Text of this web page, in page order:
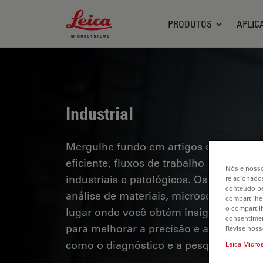
Leica Microsystems Logo
PRODUTOS
Industrial
Mergulhe fundo em artigos detalhados
eficiente, fluxos de trabalho
industriais e patológicos. Os tópicos
análise de materiais, microscopia em
lugar onde você obtém insights
para melhorar a precisão e a
como o diagnóstico e a pesquisa
Nós e
conteúdo
o
Revise
Leica